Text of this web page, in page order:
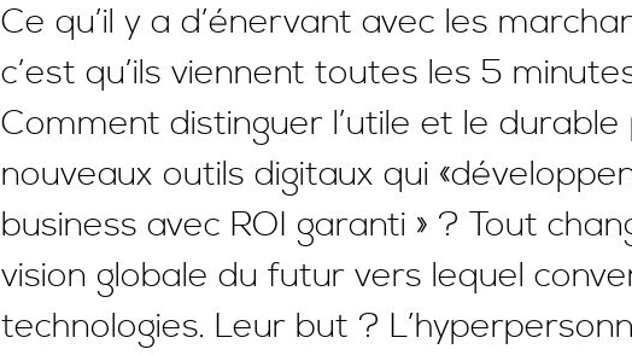
Ce qu’il y a d’énervant avec les
c’est qu’ils viennent toutes les 5
Comment distinguer l’utile et le
nouveaux outils digitaux qui
business avec ROI garanti » ? Tout
vision globale du futur vers lequel
technologies. Leur but ?